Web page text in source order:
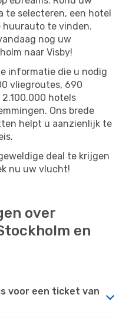
te selecteren, een hotel
huurauto te vinden.
nog uw
naar Visby!
informatie die u nodig
vliegroutes, 690
hotels
Ons brede
helpt u aanzienlijk te
deal te krijgen
nu uw vlucht!
over
en
voor een ticket van